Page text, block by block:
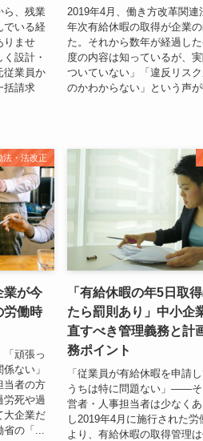
ら、残業
いる経
りませ
設計・
従業員か
括請求
2019年4月、働き方改革関連
年次有給休暇の取得が企業
た。それから数年が経過し
度の内容は知っているが、
ついていない」「違反リス
のかわからない」という声が
法・法改正
業が今
労働時
「頑張っ
ない」
者の方
労死や過
大企業だ
の「...
「有給休暇の年5日取
たら罰則あり」中小企
直すべき管理義務と計
務ポイント
「従業員が有給休暇を申請
うちは特に問題ない」——そ
営者・人事担当者は少なく
し2019年4月に施行された労
より、有給休暇の取得管理